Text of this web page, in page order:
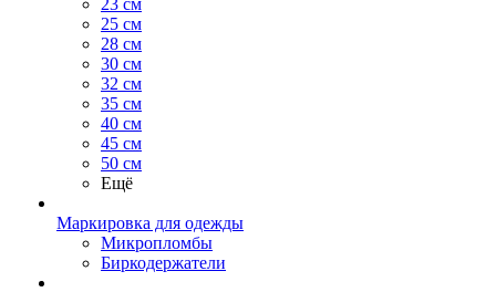
23 см
25 см
28 см
30 см
32 см
35 см
40 см
45 см
50 см
Ещё
Маркировка для одежды
Микропломбы
Биркодержатели